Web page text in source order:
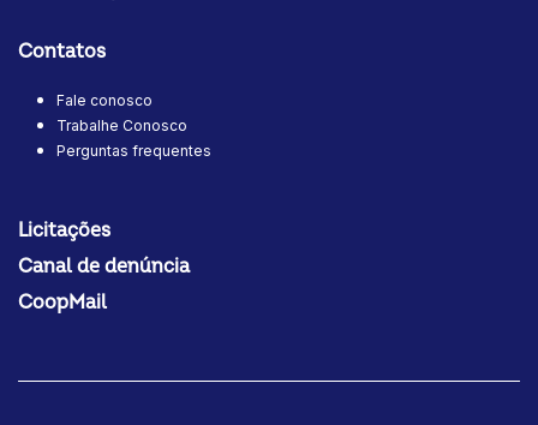
Contatos
Fale conosco
Trabalhe Conosco
Perguntas frequentes
Licitações
Canal de denúncia
CoopMail